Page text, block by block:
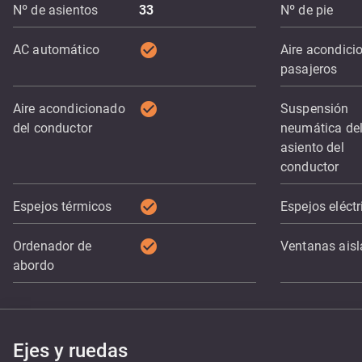
Nº de asientos 33 Nº de pie
AC automático check_circle
Aire
pasajeros
Aire acondicionado
del conductor
check_circle
Suspensión
neumática del
asiento del
conductor
Espejos térmicos check_circle Espejos
Ordenador de
abordo
check_circle Ventanas
Ejes y ruedas